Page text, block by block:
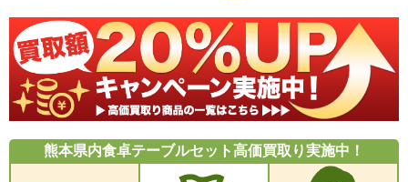
熊本県内食卓テーブルセット高価買取り実施中！